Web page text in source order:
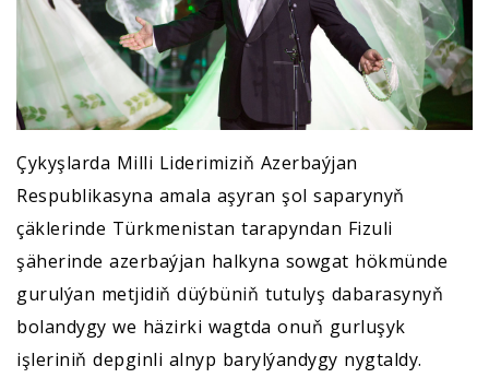
Çykyşlarda Milli Liderimiziň Azerbaýjan
Respublikasyna amala aşyran şol saparynyň
çäklerinde Türkmenistan tarapyndan Fizuli
şäherinde azerbaýjan halkyna sowgat hökmünde
gurulýan metjidiň düýbüniň tutulyş dabarasynyň
bolandygy we häzirki wagtda onuň gurluşyk
işleriniň depginli alnyp barylýandygy nygtaldy.